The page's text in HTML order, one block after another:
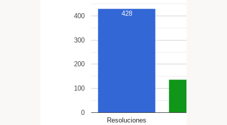
Resoluciones
0
100
200
300
400 428